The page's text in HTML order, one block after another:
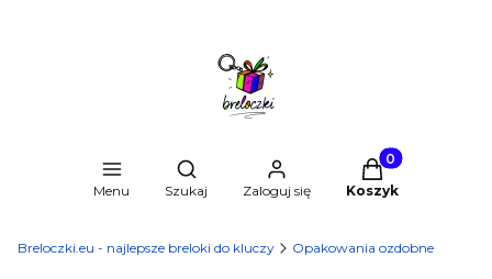
Menu
Otwórz wyszukiwarkę
Szukaj Zaloguj się
Produkty w
Koszyk
Breloczki.eu - najlepsze breloki do kluczy Opakowania ozdobne